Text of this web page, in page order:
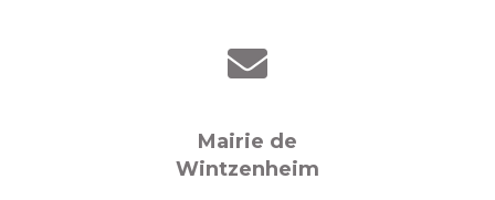
Mairie de
Wintzenheim